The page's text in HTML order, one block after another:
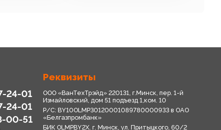
24-01
24-01
00-51
Реквизиты
ООО «ВанТехТрэйд» 220131, г.Минск, пер. 1-й
Измайловский, дом 51 подъезд 1,ком. 10
Р/С: BY10OLMP30120001089780000933 в OАО
«Белгазпромбанк»
БИК OLMPBY2X. г. Минск, ул. Притыцкого, 60/2